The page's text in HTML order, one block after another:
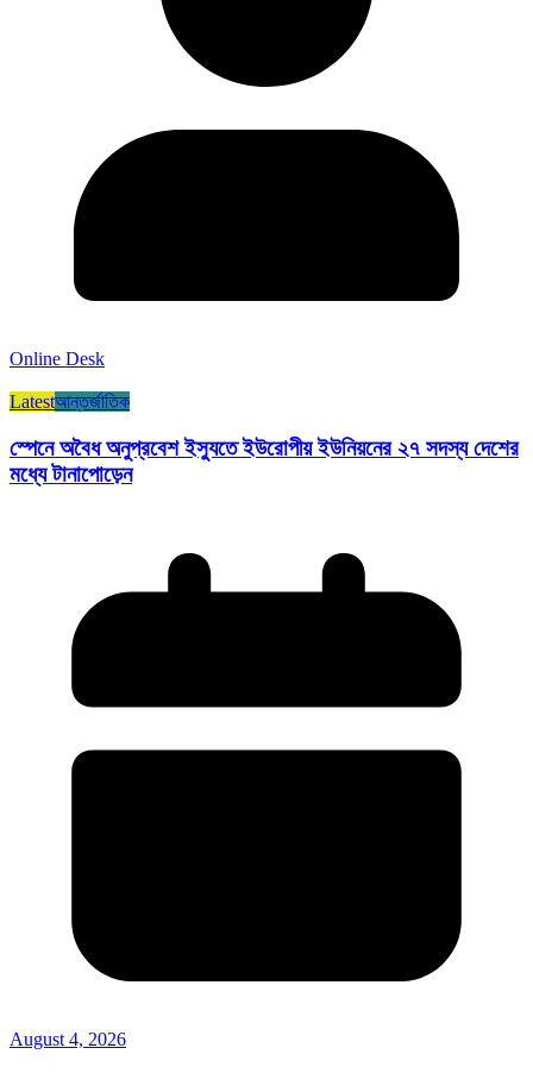
Online Desk
Latestআন্তর্জাতিক
স্পেনে অবৈধ অনুপ্রবেশ ইস্যুতে ইউরোপীয় ইউনিয়নের ২৭ সদস্য দেশের
মধ্যে টানাপোড়েন
August 4, 2026